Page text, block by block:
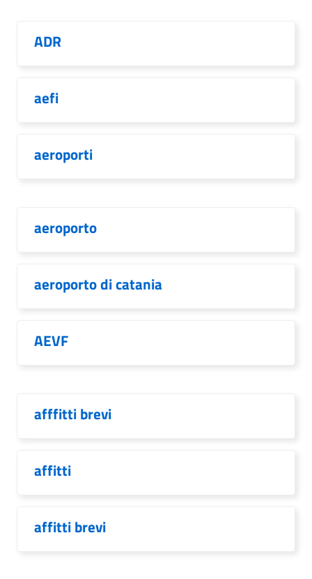
ADR
aefi
aeroporti
aeroporto
aeroporto di catania
AEVF
afffitti brevi
affitti
affitti brevi